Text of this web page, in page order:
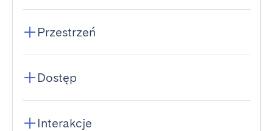
Przestrzeń
Dostęp
Interakcje